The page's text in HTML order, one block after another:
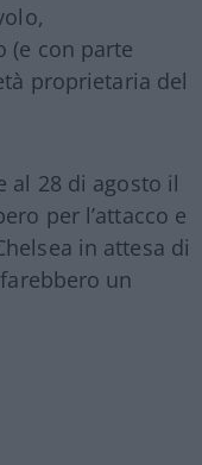
(e con parte
proprietaria del
al 28 di agosto il
per l’attacco e
in attesa di
un